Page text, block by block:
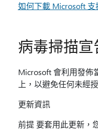
如何下載 Microsoft
病毒掃描宣
Microsoft 會利用發佈
上，以避免任何未經
更新資訊
前提 要套用此更新，